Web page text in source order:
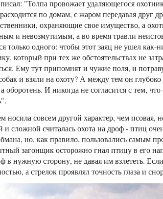
"Толпа провожает удаляющегося
по домам, с жаром передавая
охраняющие свое имущество, а
и невозмутимым, а во время травли
только одного: чтобы этот заяц не ушел
который при тех же обстоятельствах не
Ему тут припомнят и чужие поля, и
и взяли на охоту? А между тем он
оборотень. И никогда не согласится с тем,
носила совсем другой характер, чем
и сложной считалась охота на дроф - птиц
но, как правило, пользовались самым
загонщик осторожно гнал птицу в его
в нужную сторону, не давая им взлететь.
а стрелок проявлял точность глаза и